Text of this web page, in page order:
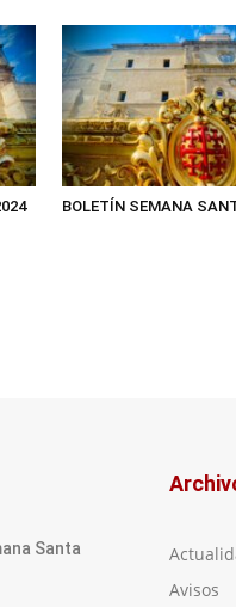
BOLETÍN SEMANA
Santa
Avisos